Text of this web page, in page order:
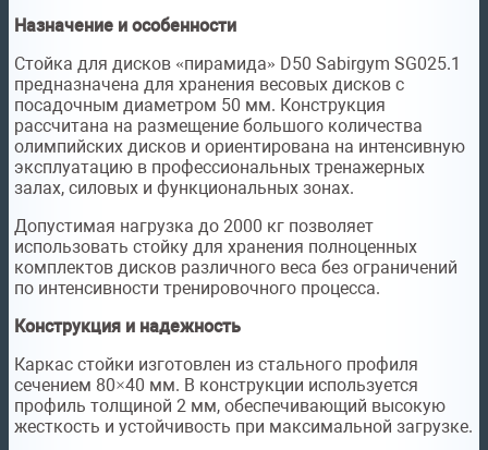
Назначение и особенности
Стойка для дисков «пирамида» D50 Sabirgym SG025.1
предназначена для хранения весовых дисков с
посадочным диаметром 50 мм. Конструкция
рассчитана на размещение большого количества
олимпийских дисков и ориентирована на интенсивную
эксплуатацию в профессиональных тренажерных
залах, силовых и функциональных зонах.
Допустимая нагрузка до 2000 кг позволяет
использовать стойку для хранения полноценных
комплектов дисков различного веса без ограничений
по интенсивности тренировочного процесса.
Конструкция и надежность
Каркас стойки изготовлен из стального профиля
сечением 80×40 мм. В конструкции используется
профиль толщиной 2 мм, обеспечивающий высокую
жесткость и устойчивость при максимальной загрузке.